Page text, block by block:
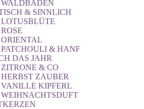
WALDBADEN
& SINNLICH
LOTUSBLÜTE
ROSE
ORIENTAL
PATCHOULI & HANF
DAS JAHR
ZITRONE & CO
HERBST ZAUBER
VANILLE KIPFERL
WEIHNACHTSDUFT